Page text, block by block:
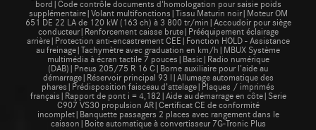
bord|Code contrôle documents d'homologation pour saisie poids
supplémentaire|Volant multifonctions|Tissu Maturin noir|Moteur OM
651 DE 22 LA de 120 kW (163 ch) à 3 800 tr/min|Accoudoir pour siège
conducteur|Renforcement caisse brute|Prééquipement éclairage
arrière|Protection anti-encastrement CEE|Fonction HOLD - Assistance
au freinage|Tachymètre avec graduation en km/h|MBUX Système
multimédia à écran tactile 7 pouces|Basic|Radio numérique
(DAB)|Pneus 205/75 R 16 C|Borne auxiliaire pour l'aide au
démarrage|Réservoir principal 93 l|Allumage automatique des
phares|Prédisposition faisceau d’attelage|Plaques / imprimés
français|Rapport de pont i = 4,182|Aide au démarrage en côte|Serie
C907 VS30 propulsion AR|Certificat CE de conformité
incomplet|Banquette passagers 2 places avec rangement dans le
caisson|Boite automatique à convertisseur 7G-Tronic Plus